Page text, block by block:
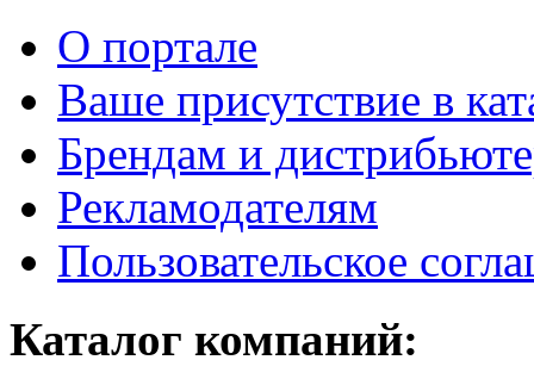
О портале
Ваше присутствие в
Брендам и
Рекламодателям
Пользовательское
Каталог компаний: